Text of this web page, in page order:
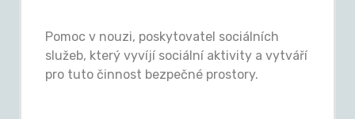
Pomoc v nouzi, poskytovatel sociálních
služeb, který vyvíjí sociální aktivity a vytváří
pro tuto činnost bezpečné prostory.